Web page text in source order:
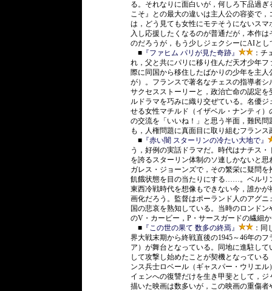
る。それなりに面白いが，何しろ下品過
こそ』との最大の違いは主人公の容姿で
は，どう見ても女性にモテそうにないス
入し応援したくなるのが普通だが，本作
のだろうが，もう少しジェクシーにAIと
■ 『ファヒム パリが見た奇跡』
：
れ，父と共にパリに移り住んだ天才少年
際に同国から移住したばかりの少年を主
が）。フランスで著名なチェスの指導者
サクセスストーリーと，政治亡命の認定
ルドラマを巧みに織り交ぜている。名優
せる女性マチルド（イザベル・ナンティ
の交流を「いいね！」と思う半面，難民
も，人権問題に真面目に取り組むフラン
■ 『赤い闇 スターリンの冷たい大地で』
う，好例の実話ドラマだ。時代はナチス
を誇るスターリン体制のソ連しかないと
ガレス・ジョーンズで，その繁栄に疑問
飢餓状態を目の当たりにする……。ベルリ
東西冷戦時代を想像もできない今，誰か
画化だろう。監督はポーランド人のアグ
国の悲哀を熟知している。当時のロンド
のV・カービー，P・サースガードの繊細
■ 『この世の果て 数多の終焉』
：同
界大戦末期から終戦直後の1945～46年の
ア）が舞台となっている。同地に進駐し
して攻撃し始めたことが契機となってい
ンス兵士ロベール（ギャスパー・ウリエ
イェンへの復讐だけを生き甲斐として，
描いた映画は数多いが，この映画の重傷